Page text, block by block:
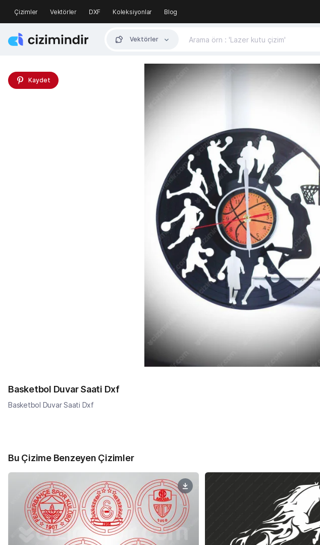
Çizimler Vektörler DXF Koleksiyonlar Blog
Vektörler
Kaydet
Basketbol Duvar Saati Dxf
Basketbol Duvar Saati Dxf
Bu Çizime Benzeyen Çizimler